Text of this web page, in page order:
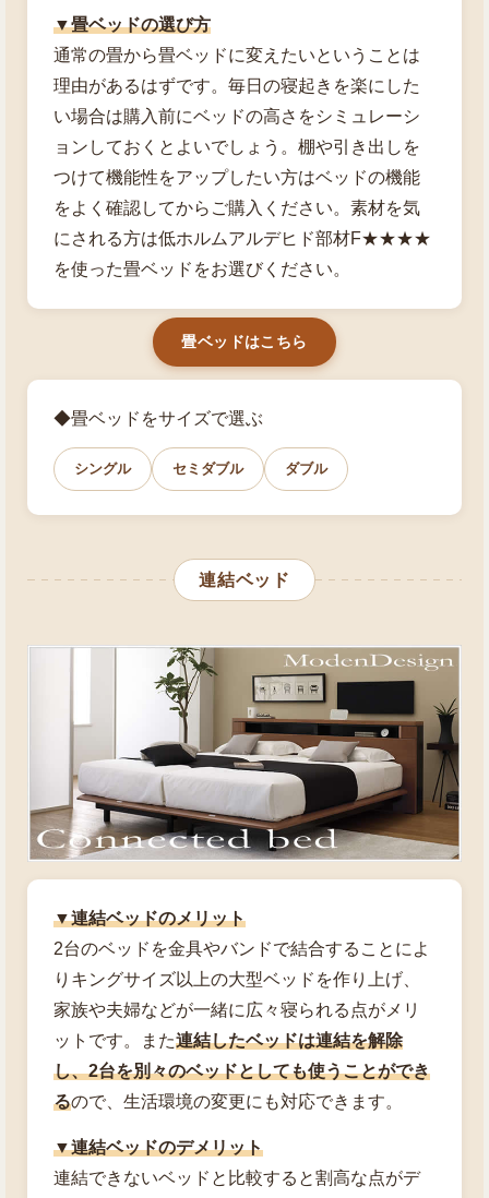
▼畳ベッドの選び方
通常の畳から畳ベッドに変えたいということは
理由があるはずです。毎日の寝起きを楽にした
い場合は購入前にベッドの高さをシミュレーシ
ョンしておくとよいでしょう。棚や引き出しを
つけて機能性をアップしたい方はベッドの機能
をよく確認してからご購入ください。素材を気
にされる方は低ホルムアルデヒド部材F★★★★
を使った畳ベッドをお選びください。
畳ベッドはこちら
◆畳ベッドをサイズで選ぶ
シングル セミダブル ダブル
連結ベッド
▼連結ベッドのメリット
2台のベッドを金具やバンドで結合することによ
りキングサイズ以上の大型ベッドを作り上げ、
家族や夫婦などが一緒に広々寝られる点がメリ
ットです。また連結したベッドは連結を解除
し、2台を別々のベッドとしても使うことができ
るので、生活環境の変更にも対応できます。
▼連結ベッドのデメリット
連結できないベッドと比較すると割高な点がデ